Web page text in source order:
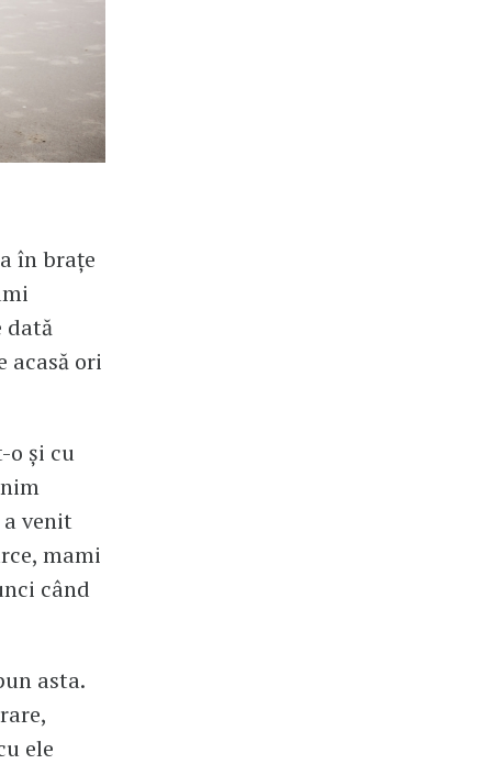
în brațe
dată
acasă ori
o și cu
venit
mami
când
asta.
ele